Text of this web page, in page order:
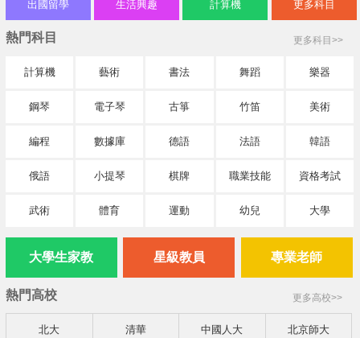
出國留學 生活興趣 計算機 更多科目
熱門科目 更多科目>>
計算機 藝術 書法 舞蹈 樂器
鋼琴 電子琴 古箏 竹笛 美術
編程 數據庫 德語 法語 韓語
俄語 小提琴 棋牌 職業技能 資格考試
武術 體育 運動 幼兒 大學
大學生家教 星級教員 專業老師
熱門高校 更多高校>>
北大 清華 中國人大 北京師大